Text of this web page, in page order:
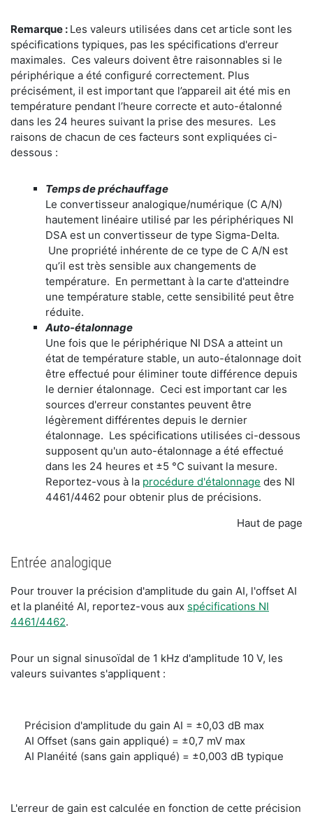
Remarque : Les valeurs utilisées dans cet article sont les
spécifications typiques, pas les spécifications d'erreur
maximales. Ces valeurs doivent être raisonnables si le
périphérique a été configuré correctement. Plus
précisément, il est important que l’appareil ait été mis en
température pendant l’heure correcte et auto-étalonné
dans les 24 heures suivant la prise des mesures. Les
raisons de chacun de ces facteurs sont expliquées ci-
dessous :
Temps de préchauffage
Le convertisseur analogique/numérique (C A/N)
hautement linéaire utilisé par les périphériques NI
DSA est un convertisseur de type Sigma-Delta.
Une propriété inhérente de ce type de C A/N est
qu’il est très sensible aux changements de
température. En permettant à la carte d'atteindre
une température stable, cette sensibilité peut être
réduite.
Auto-étalonnage
Une fois que le périphérique NI DSA a atteint un
état de température stable, un auto-étalonnage doit
être effectué pour éliminer toute différence depuis
le dernier étalonnage. Ceci est important car les
sources d'erreur constantes peuvent être
légèrement différentes depuis le dernier
étalonnage. Les spécifications utilisées ci-dessous
supposent qu'un auto-étalonnage a été effectué
dans les 24 heures et ±5 °C suivant la mesure.
Reportez-vous à la procédure d'étalonnage des NI
4461/4462 pour obtenir plus de précisions.
Haut de page
Entrée analogique
Pour trouver la précision d'amplitude du gain AI, l'offset AI
et la planéité AI, reportez-vous aux spécifications NI
4461/4462.
Pour un signal sinusoïdal de 1 kHz d'amplitude 10 V, les
valeurs suivantes s'appliquent :
Précision d'amplitude du gain AI = ±0,03 dB max
AI Offset (sans gain appliqué) = ±0,7 mV max
AI Planéité (sans gain appliqué) = ±0,003 dB typique
L'erreur de gain est calculée en fonction de cette précision